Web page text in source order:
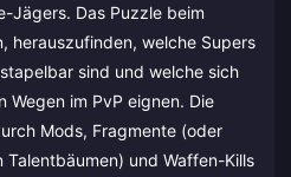
Jägers. Das Puzzle beim
herauszufinden, welche Supers
sind und welche sich
Wegen im PvP eignen. Die
Mods, Fragmente (oder
und Waffen-Kills